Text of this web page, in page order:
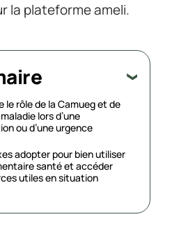
la plateforme ameli.
le rôle de la Camueg et de
lors d’une
ou d’une urgence
adopter pour bien utiliser
santé et accéder
utiles en situation